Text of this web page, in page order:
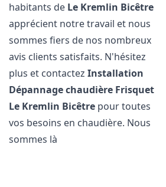
habitants de Le Kremlin Bicêtre
apprécient notre travail et nous
sommes fiers de nos nombreux
avis clients satisfaits. N'hésitez
plus et contactezInstallation
Dépannage chaudière Frisquet
Le Kremlin Bicêtre pour toutes
vos besoins en chaudière. Nous
sommes là